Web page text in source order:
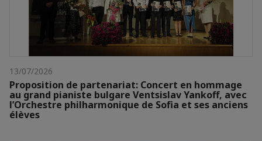
13/07/2026
Proposition de partenariat: Concert en hommage
au grand pianiste bulgare Ventsislav Yankoff, avec
l’Orchestre philharmonique de Sofia et ses anciens
élèves